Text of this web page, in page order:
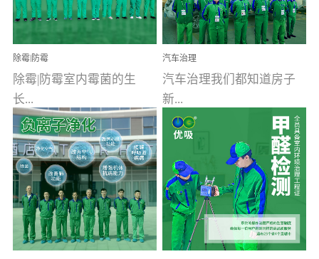
调，但也带来了以甲醛为
首的室内...
99.99%。相对于传统消毒
液来说，无...
除霉|防霉
除霉|防霉室内霉菌的生
长...
受温度、湿度、基质养
分、通风四个条件影响，
温暖潮湿、营养物质多、
通风缓慢的空间最易滋生
大量霉菌的...
汽车治理
汽车治理我们都知道房子
新...
装修完会有甲醛，其实汽
车的甲醛超标问题更为严
重。汽车的空间范围小，
配件、皮具、装饰多，这
些都是汽...